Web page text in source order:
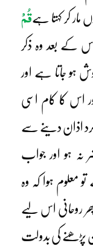
مار کر کہتا ہےقُمْ
کے بعد وہ ذکر
ہو جاتا ہے اور
اس کا کام اسی
اذان دینے سے
نہ ہو اور جواب
معلوم ہوا کہ وہ
روحانی اس لیے
پڑھنے کی بدولت